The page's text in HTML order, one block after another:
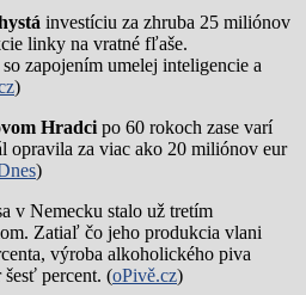
investíciu za zhruba 25 miliónov
linky na vratné fľaše.
zapojením umelej inteligencie a
)
Hradci po 60 rokoch zase varí
opravila za viac ako 20 miliónov eur
)
v Nemecku stalo už tretím
Zatiaľ čo jeho produkcia vlani
výroba alkoholického piva
šesť percent. (oPivě.cz)